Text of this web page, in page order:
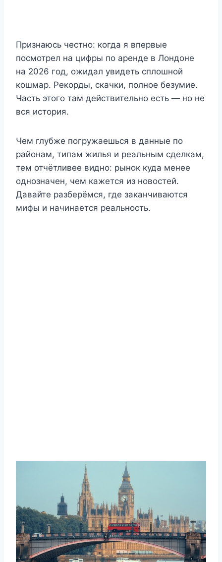
Признаюсь честно: когда я впервые
посмотрел на цифры по аренде в Лондоне
на 2026 год, ожидал увидеть сплошной
кошмар. Рекорды, скачки, полное безумие.
Часть этого там действительно есть — но не
вся история.
Чем глубже погружаешься в данные по
районам, типам жилья и реальным сделкам,
тем отчётливее видно: рынок куда менее
однозначен, чем кажется из новостей.
Давайте разберёмся, где заканчиваются
мифы и начинается реальность.